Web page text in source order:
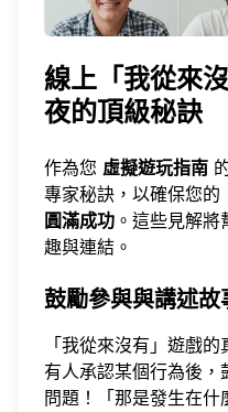
線上「我從來
夜的頂級秘訣
作為您 虛擬遊玩指南
專家秘訣，以確保您的
圓滿成功 。這些見解
趣與連結。
鼓勵參與與講述故
「我從來沒有」遊戲
有人承認某個行為後
問題！「那是發生在